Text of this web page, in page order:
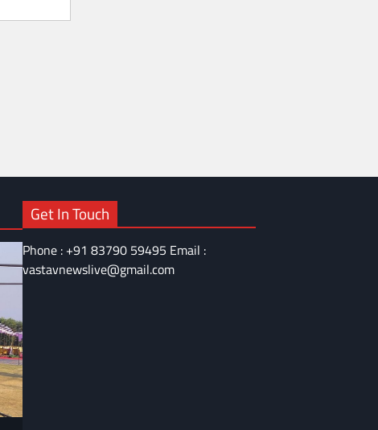
Get In Touch
Phone : +91 83790 59495 Email :
vastavnewslive@gmail.com